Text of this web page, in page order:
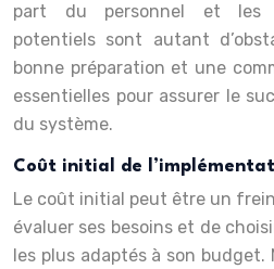
part du personnel et les
potentiels sont autant
bonne préparation et une
essentielles pour assurer le
du système.
Coût initial de
Le coût initial peut être un
évaluer ses besoins et de
les plus adaptés à son budget.